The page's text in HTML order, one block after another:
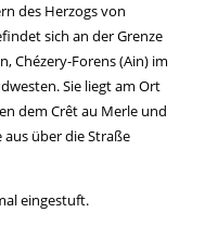
des Herzogs von
sich an der Grenze
Chézery-Forens (Ain) im
Sie liegt am Ort
dem Crêt au Merle und
aus über die Straße
eingestuft.